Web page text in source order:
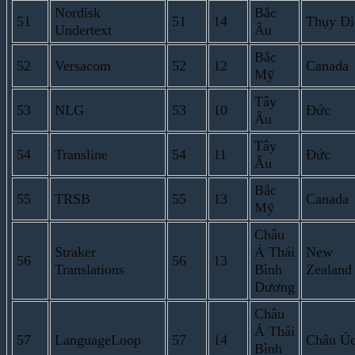
51
Nordisk
Undertext
51 14
Bắc
Âu
Thụy
52 Versacom 52 12
Bắc
Mỹ
Canada
53 NLG 53 10
Tây
Âu
Đức
54 Transline 54 11
Tây
Âu
Đức
55 TRSB 55 13
Bắc
Mỹ
Canada
56
Straker
Translations
56 13
Châu
Á Thái
Bình
Dương
New
Zealand
57 LanguageLoop 57 14
Châu
Á Thái
Bình
Châu